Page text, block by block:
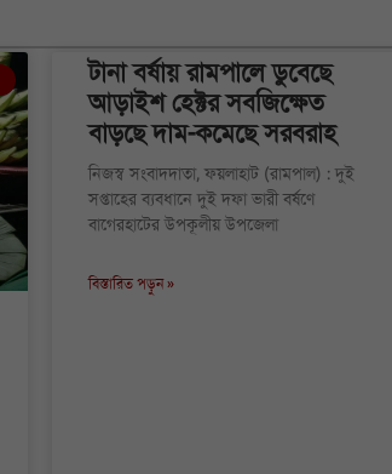
টানা বর্ষায় রামপালে ডুবেছে
আড়াইশ হেক্টর সবজিক্ষেত
বাড়ছে দাম-কমেছে সরবরাহ
নিজস্ব সংবাদদাতা, ফয়লাহাট (রামপাল) : দুই
সপ্তাহের ব্যবধানে দুই দফা ভারী বর্ষণে
বাগেরহাটের উপকূলীয় উপজেলা
বিস্তারিত পড়ুন »